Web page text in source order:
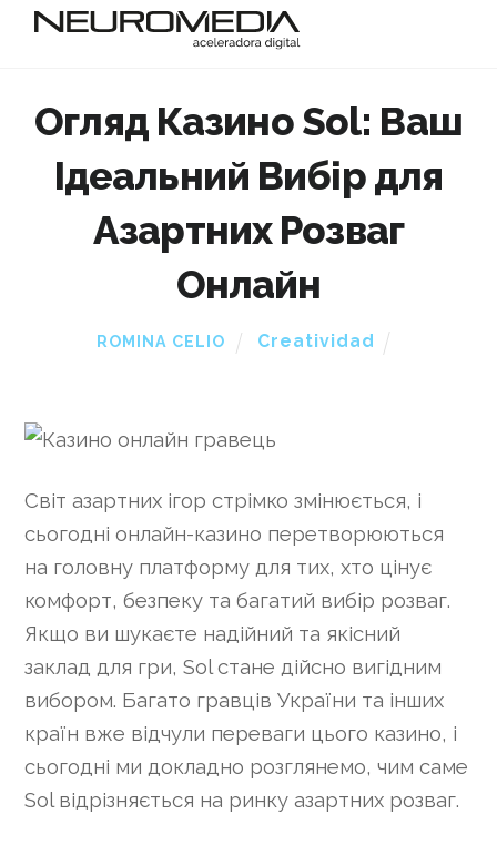
Огляд Казино Sol: Ваш
Ідеальний Вибір для
Азартних Розваг
Онлайн
ROMINA CELIO Creatividad
Світ азартних ігор стрімко змінюється, і
сьогодні онлайн-казино перетворюються
на головну платформу для тих, хто цінує
комфорт, безпеку та багатий вибір розваг.
Якщо ви шукаєте надійний та якісний
заклад для гри, Sol стане дійсно вигідним
вибором. Багато гравців України та інших
країн вже відчули переваги цього казино, і
сьогодні ми докладно розглянемо, чим саме
Sol відрізняється на ринку азартних розваг.